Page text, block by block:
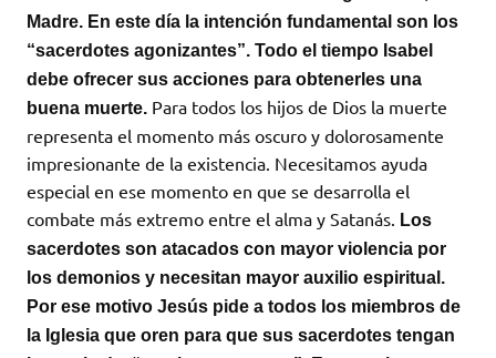
Madre. En este día la intención fundamental son los
“sacerdotes agonizantes”. Todo el tiempo Isabel
debe ofrecer sus acciones para obtenerles una
buena muerte. Para todos los hijos de Dios la muerte
representa el momento más oscuro y dolorosamente
impresionante de la existencia. Necesitamos ayuda
especial en ese momento en que se desarrolla el
combate más extremo entre el alma y Satanás. Los
sacerdotes son atacados con mayor violencia por
los demonios y necesitan mayor auxilio espiritual.
Por ese motivo Jesús pide a todos los miembros de
la Iglesia que oren para que sus sacerdotes tengan